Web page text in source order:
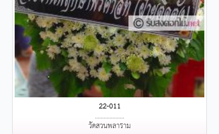
22-011
....................
วัดสวนพลาราม